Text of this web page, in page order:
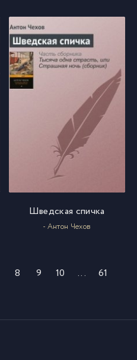
Шведская спичка
- Антон Чехов
8 9 10 ... 61